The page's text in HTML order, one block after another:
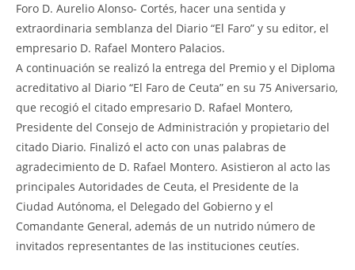
Foro D. Aurelio Alonso- Cortés, hacer una sentida y
extraordinaria semblanza del Diario “El Faro” y su editor, el
empresario D. Rafael Montero Palacios.
A continuación se realizó la entrega del Premio y el Diploma
acreditativo al Diario “El Faro de Ceuta” en su 75 Aniversario,
que recogió el citado empresario D. Rafael Montero,
Presidente del Consejo de Administración y propietario del
citado Diario. Finalizó el acto con unas palabras de
agradecimiento de D. Rafael Montero. Asistieron al acto las
principales Autoridades de Ceuta, el Presidente de la
Ciudad Autónoma, el Delegado del Gobierno y el
Comandante General, además de un nutrido número de
invitados representantes de las instituciones ceutíes.